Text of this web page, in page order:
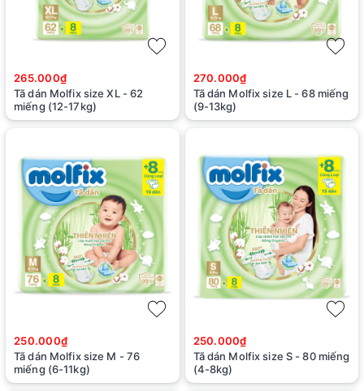
265.000₫
Tã dán Molfix size XL - 62
miếng (12-17kg)
270.000₫
Tã dán Molfix size L - 68 miếng
(9-13kg)
250.000₫
Tã dán Molfix size M - 76
miếng (6-11kg)
250.000₫
Tã dán Molfix size S - 80 miếng
(4-8kg)